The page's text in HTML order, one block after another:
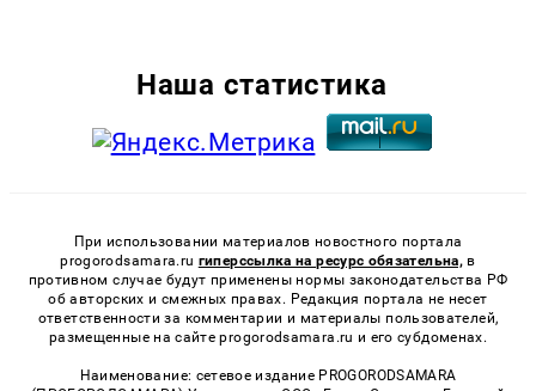
Наша статистика
При использовании материалов новостного портала
progorodsamara.ru гиперссылка на ресурс обязательна, в
противном случае будут применены нормы законодательства РФ
об авторских и смежных правах. Редакция портала не несет
ответственности за комментарии и материалы пользователей,
размещенные на сайте progorodsamara.ru и его субдоменах.
Наименование: сетевое издание PROGORODSAMARA